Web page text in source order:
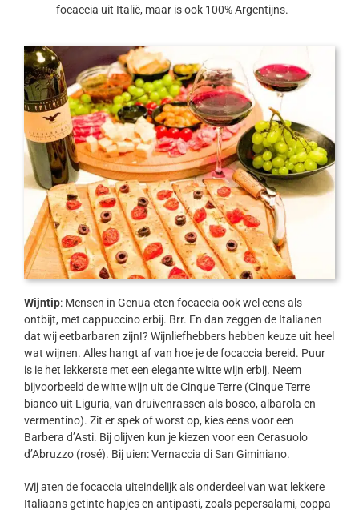
focaccia uit Italië, maar is ook 100% Argentijns.
Wijntip: Mensen in Genua eten focaccia ook wel eens als
ontbijt, met cappuccino erbij. Brr. En dan zeggen de Italianen
dat wij eetbarbaren zijn!? Wijnliefhebbers hebben keuze uit heel
wat wijnen. Alles hangt af van hoe je de focaccia bereid. Puur
is ie het lekkerste met een elegante witte wijn erbij. Neem
bijvoorbeeld de witte wijn uit de Cinque Terre (Cinque Terre
bianco uit Liguria, van druivenrassen als bosco, albarola en
vermentino). Zit er spek of worst op, kies eens voor een
Barbera d’Asti. Bij olijven kun je kiezen voor een Cerasuolo
d’Abruzzo (rosé). Bij uien: Vernaccia di San Giminiano.
Wij aten de focaccia uiteindelijk als onderdeel van wat lekkere
Italiaans getinte hapjes en antipasti, zoals pepersalami, coppa